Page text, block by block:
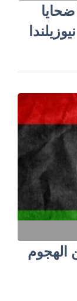
ضحايا
الهجوم